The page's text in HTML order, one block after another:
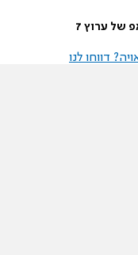
של ערוץ 7
דווחו לנו